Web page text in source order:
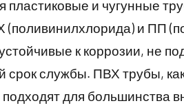
и чугунные
(поливинилхлорида) и ПП
к коррозии, не
службы. ПВХ трубы,
для большинства